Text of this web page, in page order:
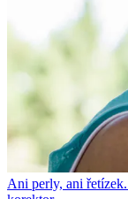
Ani perly, ani